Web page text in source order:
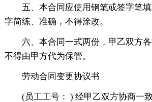
五、本合同应使用钢笔或签字笔
字简练、准确，不得涂改。
六、本合同一式两份，甲乙双方
不得由甲方代为保管。
劳动合同变更协议书
(员工工号： ) 经甲乙双方协商一